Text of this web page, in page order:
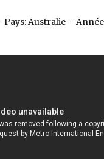
Pays: Australie –